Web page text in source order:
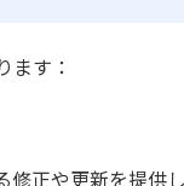
す：
正や更新を提供